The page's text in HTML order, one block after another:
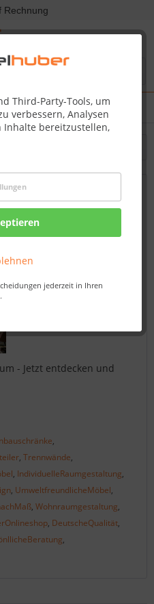
Rechnung
Third-Party-Tools, um
verbessern, Analysen
bereitzustellen,
jederzeit in Ihren
- Ihre Vision,
Demmelhuber
- Jetzt entdecken und
,
, Trennwände,
, IndividuelleRaumgestaltung,
, UmweltfreundlicheMöbel,
, Wohnraumgestaltung,
, DeutscheQualität,
,